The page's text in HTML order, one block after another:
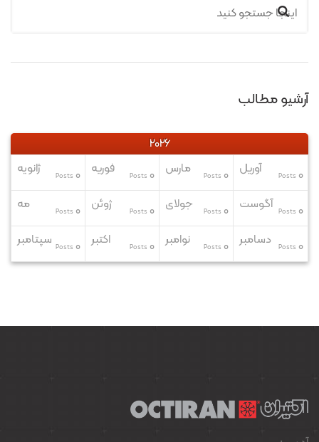
آرشیو مطالب
2026
ژانویه
0
Posts فوریه 0
Posts مارس 0
Posts آوریل 0
Posts
مه 0
Posts ژوئن 0
Posts جولای 0
Posts آگوست 0
Posts
سپتامبر 0
Posts اکتبر 0
Posts نوامبر 0
Posts دسامبر 0
Posts